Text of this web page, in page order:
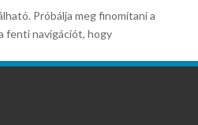
Próbálja meg finomítani a
fenti navigációt, hogy